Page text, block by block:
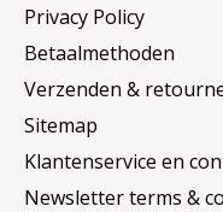
Privacy Policy
Betaalmethoden
Verzenden &
Sitemap
Klantenservice en
Newsletter terms &